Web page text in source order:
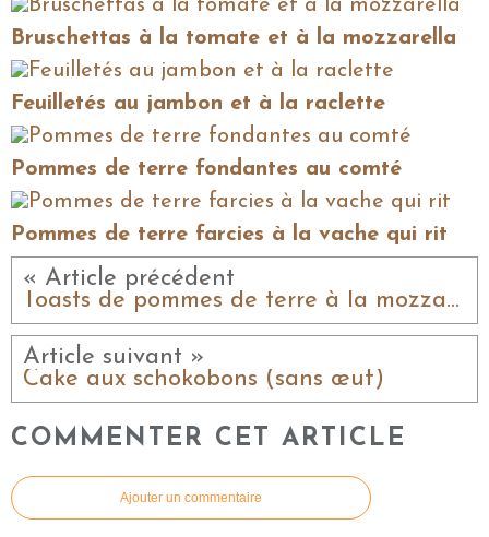
Bruschettas à la tomate et à la mozzarella
Feuilletés au jambon et à la raclette
Pommes de terre fondantes au comté
Pommes de terre farcies à la vache qui rit
« Article précédent
Toasts de pommes de terre à la mozzarella
Article suivant »
Cake aux schokobons (sans œuf)
COMMENTER CET ARTICLE
Ajouter un commentaire